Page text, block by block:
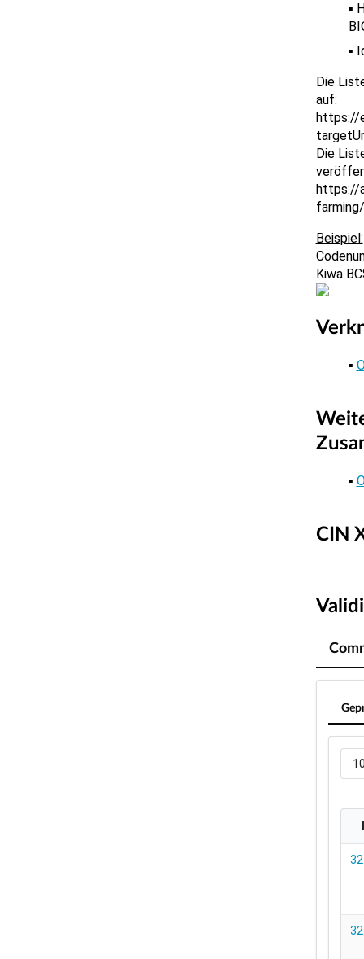
Die
auf:
https://
Die
https://
Kiwa
CIN